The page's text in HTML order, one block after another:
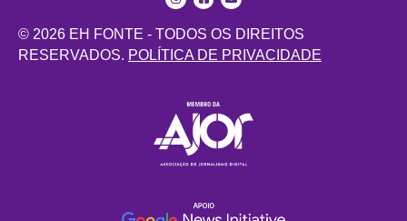
© 2026 EH FONTE - TODOS OS DIREITOS
RESERVADOS. POLÍTICA DE PRIVACIDADE